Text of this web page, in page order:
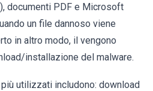
documenti PDF e Microsoft
un file dannoso viene
in altro modo, il vengono
installazione del malware.
utilizzati includono: download